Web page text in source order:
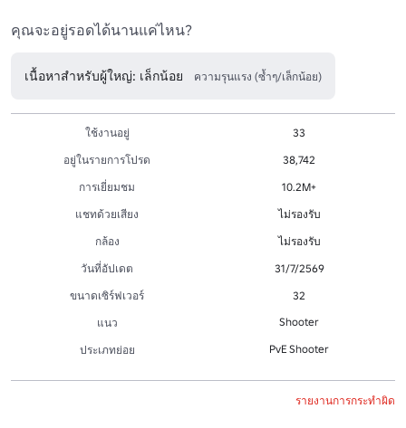
คุณจะอยู่รอดได้นานแค่ไหน?
เนื้อหาสำหรับผู้ใหญ่: เล็กน้อย ความรุนแรง (ซ้ำๆ/เล็กน้อย)
ใช้งานอยู่
33
อยู่ในรายการโปรด
38,742
การเยี่ยมชม
10.2M+
แชทด้วยเสียง
ไม่รองรับ
กล้อง
ไม่รองรับ
วันที่อัปเดต
31/7/2569
ขนาดเซิร์ฟเวอร์
32
แนว
Shooter
ประเภทย่อย PvE Shooter
รายงานการกระทำผิด